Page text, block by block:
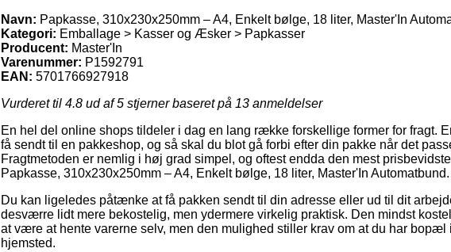
Navn: Papkasse, 310x230x250mm – A4, Enkelt bølge, 18 liter, Master'In
Kategori: Emballage > Kasser og Æsker > Papkasser
Producent: Master'In
Varenummer: P1592791
EAN: 5701766927918
Vurderet til 4.8 ud af 5 stjerner baseret på 13 anmeldelser
En hel del online shops tildeler i dag en lang række forskellige former for fragt.
få sendt til en pakkeshop, og så skal du blot gå forbi efter din pakke når det
Fragtmetoden er nemlig i høj grad simpel, og oftest endda den mest
Papkasse, 310x230x250mm – A4, Enkelt bølge, 18 liter, Master'In Automatbund.
Du kan ligeledes påtænke at få pakken sendt til din adresse eller ud til dit
desværre lidt mere bekostelig, men ydermere virkelig praktisk. Den mindst
at være at hente varerne selv, men den mulighed stiller krav om at du har
hjemsted.